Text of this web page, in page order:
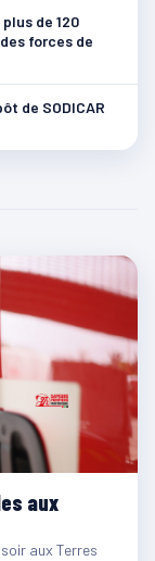
de 120
forces de
de SODICAR
aux
aux Terres